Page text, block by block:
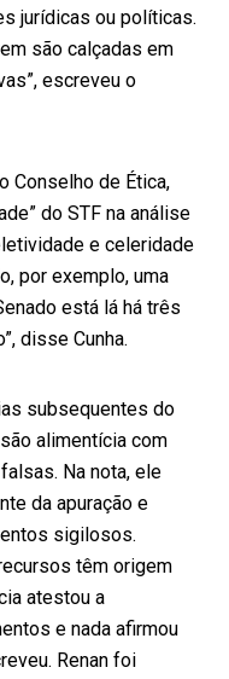
jurídicas ou políticas.
são calçadas em
escreveu o
Conselho de Ética,
do STF na análise
e celeridade
por exemplo, uma
está lá há três
disse Cunha.
subsequentes do
alimentícia com
Na nota, ele
da apuração e
sigilosos.
têm origem
atestou a
e nada afirmou
Renan foi